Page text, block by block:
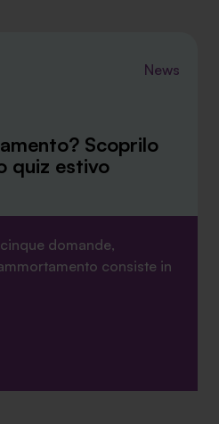
News
Scoprilo
quiz estivo
domande,
consiste in